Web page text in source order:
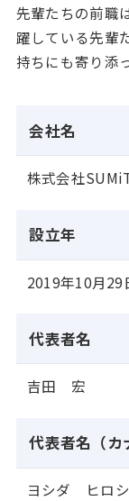
先輩たちの前職
躍している先輩
持ちにも寄り添
会社名
株式会社
設立年
2019年10月29
代表者名
吉田 宏
代表者名（カ
ヨシダ ヒロシ